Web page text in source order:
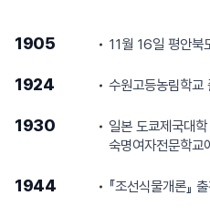
1905 11월 16일 평안북
1924 수원고등농림학교
1930
일본 도쿄제국대
숙명여자전문학교
1944 『조선식물개론』